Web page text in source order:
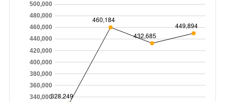
340,000
360,000
380,000
400,000
420,000
440,000
460,000
480,000
500,000
328,249
460,184
432,685
449,894